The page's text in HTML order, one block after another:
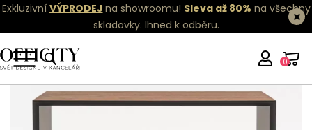
Exkluzivní VÝPRODEJ na showroomu! Sleva až 80% na všechny
skladovky. Ihned k odběru.
0